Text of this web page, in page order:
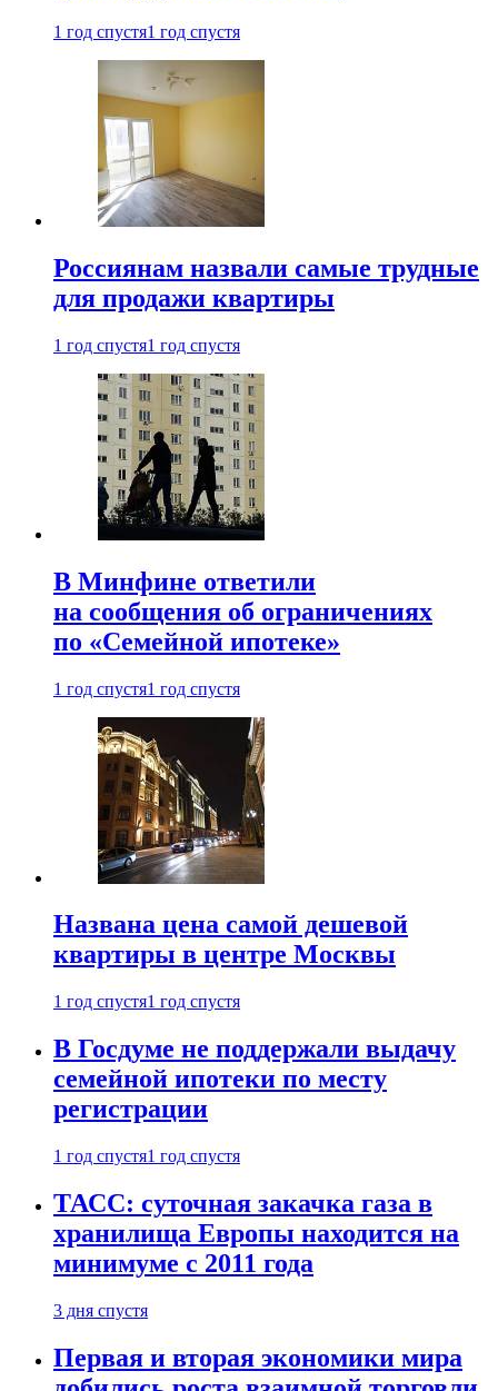
1 год спустя1 год спустя
Россиянам назвали самые трудные
для продажи квартиры
1 год спустя1 год спустя
В Минфине ответили
на сообщения об ограничениях
по «Семейной ипотеке»
1 год спустя1 год спустя
Названа цена самой дешевой
квартиры в центре Москвы
1 год спустя1 год спустя
В Госдуме не поддержали выдачу
семейной ипотеки по месту
регистрации
1 год спустя1 год спустя
ТАСС: суточная закачка газа в
хранилища Европы находится на
минимуме с 2011 года
3 дня спустя
Первая и вторая экономики мира